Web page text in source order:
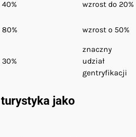
40% wzrost do 20%
80% wzrost o 50%
30%
znaczny
udział
gentryfikacji
jako